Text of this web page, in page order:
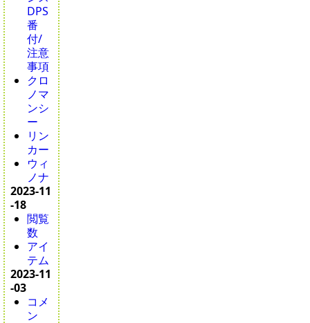
DPS
番
付/
注意
事項
クロ
ノマ
ンシ
ー
リン
カー
ウィ
ノナ
2023-11
-18
閲覧
数
アイ
テム
2023-11
-03
コメ
ン